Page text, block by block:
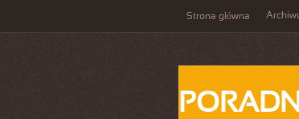
Strona główna